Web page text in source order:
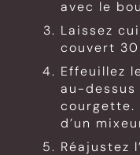
avec le
Laissez
couvert
Effeuillez
au-dessus
courgette.
d’un
Réajustez